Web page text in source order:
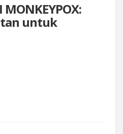
MONKEYPOX:
untuk